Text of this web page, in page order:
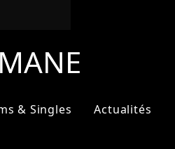
& Singles Actualités